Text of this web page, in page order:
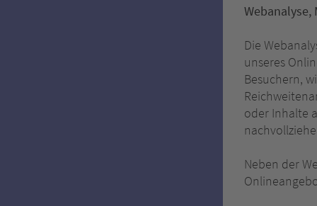
Die
unseres
Besuchern,
oder Inhalte
Neben der